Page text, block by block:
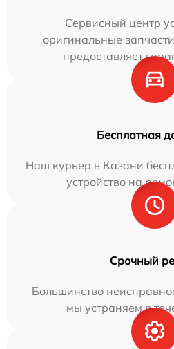
Сервисный центр
оригинальные
предоставляет
Бесплатная
Наш курьер в Казани
устройство на
Срочный
Большинство
мы устраняем в